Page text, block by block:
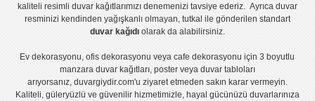
kaliteli resimli duvar kağıtlarımızı denemenizi tavsiye ederiz. Ayrıca duvar
resminizi kendinden yağışkanlı olmayan, tutkal ile gönderilen standart
duvar kağıdıolarak da alabilirsiniz.
Ev dekorasyonu,ofis dekorasyonu veyacafe dekorasyonu için3 boyutlu
manzara duvar kağıtları, posterveya duvar tabloları
arıyorsanız, duvargiydir.com'u ziyaret etmeden sakın karar vermeyin.
Kaliteli, güleryüzlü ve güvenilir hizmetimizle, hayal gücünüzü duvarlarınıza